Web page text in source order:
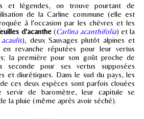
et légendes, on trouve pourtant de
de la Carline commune (elle est
à l'occasion par les chèvres et les
d'acanthe(Carlina acanthifolia) et la
), deux Sauvages plutôt alpines et
revanche réputées pour leur vertus
la première pour son goût proche de
pour ses vertus supposées
et diurétiques. Dans le sud du pays, les
ces deux espèces sont parfois clouées
de baromètre, leur capitule se
la pluie (même après avoir séché).